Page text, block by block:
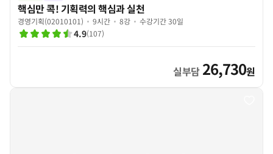
핵심만 콕! 기획력의 핵심과 실천
경영기획(02010101) 9시간 8강 수강기간 30일
4.9(107)
실부담 26,730원